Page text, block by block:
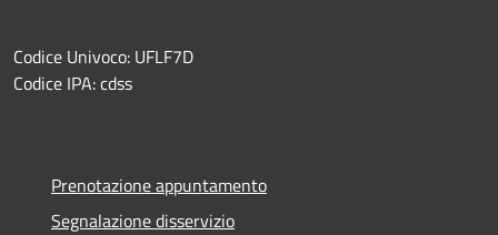
Codice Univoco: UFLF7D
Codice IPA: cdss
Prenotazione appuntamento
Segnalazione disservizio